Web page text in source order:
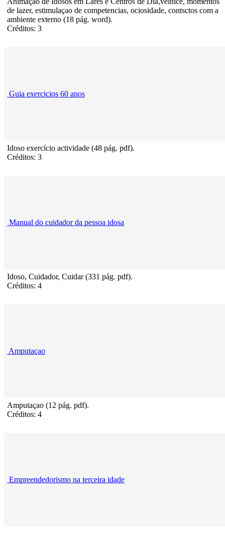
de lazer, estimulaçao de competencias, ociosidade, contsctos com a
ambiente externo (18 pág. word).
Créditos: 3
Guia exercicios 60 anos
Idoso exercício actividade (48 pág. pdf).
Créditos: 3
Manual do cuidador da pessoa idosa
Idoso, Cuidador, Cuidar (331 pág. pdf).
Créditos: 4
Amputaçao
Amputaçao (12 pág. pdf).
Créditos: 4
Empreendedorismo na terceira idade